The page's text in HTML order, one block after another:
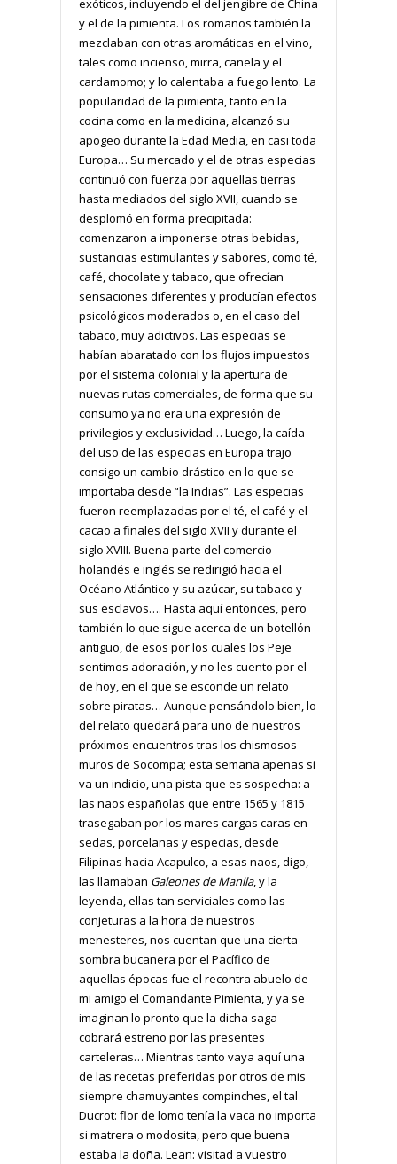
exóticos, incluyendo el del jengibre de China
y el de la pimienta. Los romanos también la
mezclaban con otras aromáticas en el vino,
tales como incienso, mirra, canela y el
cardamomo; y lo calentaba a fuego lento. La
popularidad de la pimienta, tanto en la
cocina como en la medicina, alcanzó su
apogeo durante la Edad Media, en casi toda
Europa… Su mercado y el de otras especias
continuó con fuerza por aquellas tierras
hasta mediados del siglo XVII, cuando se
desplomó en forma precipitada:
comenzaron a imponerse otras bebidas,
sustancias estimulantes y sabores, como té,
café, chocolate y tabaco, que ofrecían
sensaciones diferentes y producían efectos
psicológicos moderados o, en el caso del
tabaco, muy adictivos. Las especias se
habían abaratado con los flujos impuestos
por el sistema colonial y la apertura de
nuevas rutas comerciales, de forma que su
consumo ya no era una expresión de
privilegios y exclusividad… Luego, la caída
del uso de las especias en Europa trajo
consigo un cambio drástico en lo que se
importaba desde “la Indias”. Las especias
fueron reemplazadas por el té, el café y el
cacao a finales del siglo XVII y durante el
siglo XVIII. Buena parte del comercio
holandés e inglés se redirigió hacia el
Océano Atlántico y su azúcar, su tabaco y
sus esclavos…. Hasta aquí entonces, pero
también lo que sigue acerca de un botellón
antiguo, de esos por los cuales los Peje
sentimos adoración, y no les cuento por el
de hoy, en el que se esconde un relato
sobre piratas… Aunque pensándolo bien, lo
del relato quedará para uno de nuestros
próximos encuentros tras los chismosos
muros de Socompa; esta semana apenas si
va un indicio, una pista que es sospecha: a
las naos españolas que entre 1565 y 1815
trasegaban por los mares cargas caras en
sedas, porcelanas y especias, desde
Filipinas hacia Acapulco, a esas naos, digo,
las llamaban Galeones de Manila, y la
leyenda, ellas tan serviciales como las
conjeturas a la hora de nuestros
menesteres, nos cuentan que una cierta
sombra bucanera por el Pacífico de
aquellas épocas fue el recontra abuelo de
mi amigo el Comandante Pimienta, y ya se
imaginan lo pronto que la dicha saga
cobrará estreno por las presentes
carteleras… Mientras tanto vaya aquí una
de las recetas preferidas por otros de mis
siempre chamuyantes compinches, el tal
Ducrot: flor de lomo tenía la vaca no importa
si matrera o modosita, pero que buena
estaba la doña. Lean: visitad a vuestro